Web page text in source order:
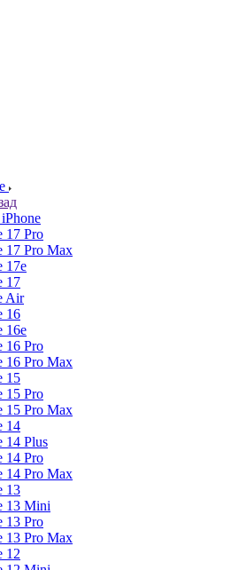
17 Pro
17 Pro Max
17e
17
Air
16
16e
16 Pro
16 Pro Max
15
15 Pro
15 Pro Max
14
14 Plus
14 Pro
14 Pro Max
13
13 Mini
13 Pro
13 Pro Max
12